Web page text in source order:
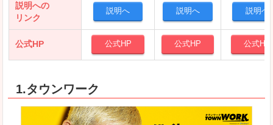
説明への
リンク
説明へ 説明へ 説明へ
公式HP 公式HP 公式HP 公式HP
1.タウンワーク